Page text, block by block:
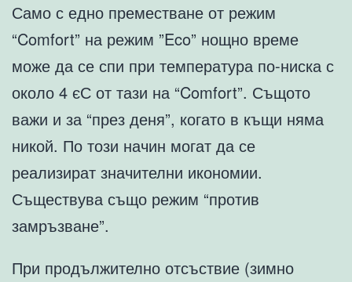
Само с едно преместване от режим
“Comfort” на режим ”Eco” нощно време
може да се спи при температура по-ниска с
около 4 єС от тази на “Comfort”. Същото
важи и за “през деня”, когато в къщи няма
никой. По този начин могат да се
реализират значителни икономии.
Съществува също режим “против
замръзване”.
При продължително отсъствие (зимно